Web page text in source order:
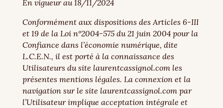
En vigueur au 18/11/2024
Conformément aux dispositions des Articles 6-III
et 19 de la Loi n°2004-575 du 21 juin 2004 pour la
Confiance dans l’économie numérique, dite
L.C.E.N., il est porté à la connaissance des
Utilisateurs du site laurentcassignol.com les
présentes mentions légales. La connexion et la
navigation sur le site laurentcassignol.com par
l’Utilisateur implique acceptation intégrale et